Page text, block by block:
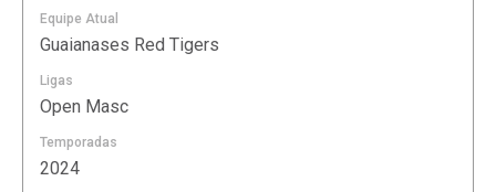
Equipe Atual
Guaianases Red Tigers
Ligas
Open Masc
Temporadas
2024